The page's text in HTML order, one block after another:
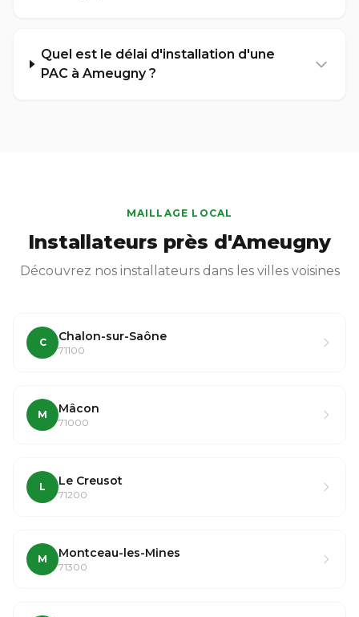
Quel est le délai d'installation d'une
PAC à Ameugny ?
MAILLAGE LOCAL
Installateurs près d'Ameugny
Découvrez nos installateurs dans les villes voisines
C Chalon-sur-Saône
71100
M Mâcon
71000
L Le Creusot
71200
M Montceau-les-Mines
71300